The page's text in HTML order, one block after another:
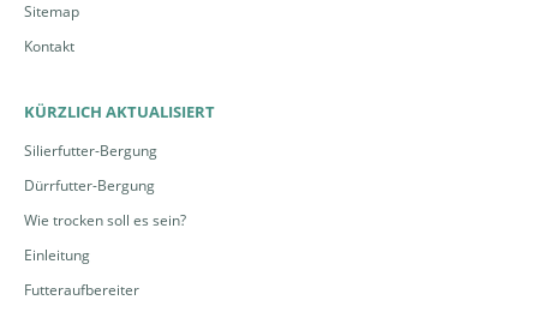
Sitemap
Kontakt
KÜRZLICH AKTUALISIERT
Silierfutter-Bergung
Dürrfutter-Bergung
Wie trocken soll es sein?
Einleitung
Futteraufbereiter